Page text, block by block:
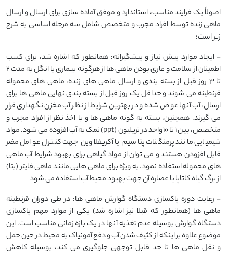
اصولاً یک فرایند مناسب، استاندارد و موفق آماده سازی برای ارسال و ارسال
ماهی زنده توسط افراد مجرب و متخصص شامل سه مرحله اساسی به شرح
زیر است:
- ایجاد موارد پیش نیاز و پیشگیرانه: همانطور که اشاره شد، برای کسب
اطمینان از سلامت و عاری بودن ماهی ها از هرگونه بیماری یا انگل به مدت 2
تا 3 روز قبل از بسته بندی و ارسال ماهی های زنده، ماهی های محموله
قرنطینه می شوند و حداقل یک روز قبل از بسته بندی نهایی ماهی ها برای
ارسال، آب آنها عوض شده و در بهترین شرایط از نظر آب مخزن نگهداری قرار
می گیرند. همچنین، بسته به گونه ماهی ها و با اخذ نظر از افراد مجرب و
متخصص، بین 1 تا 10 واحد در تریلیون (ppt) نمک به آب افزوده می شود. مواد
شیمیایی مانند پرمنگنات پتاسیم یا آکریفلاوین جهت کنترل عوامل مضر
قابل افزودن هستند و می توان از مواد گیاهی برای بهبود شرایط آب ماهی
های محموله استفاده نمود. به ویژه برای ماهی هایی مانند ماهی فایتر (بتا)
از برگ گیاه کاتاپا یا عصاره آن جهت بهبود محیط آب استفاده می شود
- رعایت دوره پاکسازی دستگاه گوارش ماهی ها: در طی دوران قرنطینه
ماهی ها (همانطور که قبلا نیز اشاره شد) یکی از موارد مهم پاکسازی
دستگاه گوارش بوسیله عدم تغذیه آنها در یک بازه زمانی مناسب است. این
موضوع علاوه بر اینکه از کثیف شدن آب و دفع آمونیاک به محیط در حین حمل
و نقل ماهی ها تا حد قابل توجهی جلوگیری می کند، بوسیله کاهش